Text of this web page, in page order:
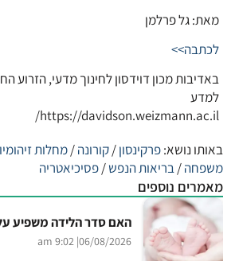
מאת: גל פרלמן
לכתבה>>
באדיבות מכון דוידסון לחינוך מדעי, הזרוע
למדע
https://davidson.weizmann.ac.il/
באותו נושא:פרקינסון/קורונה/מחלות
משפחה/בריאות הנפש/פסיכיאטריה
מאמרים נוספים
האם סדר הלידה משפיע
06/08/2026
| 9:02 am